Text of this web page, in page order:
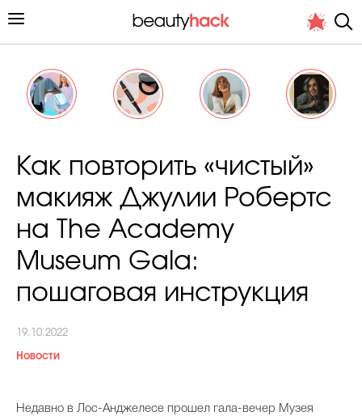
Подиум
Хит недели от стилиста
Вопрос эксперту
Как повторить «чистый»
макияж Джулии Робертс
на The Academy
Museum Gala:
пошаговая инструкция
19.10.2022
Новости
Недавно в Лос-Анджелесе прошел гала-вечер Музея